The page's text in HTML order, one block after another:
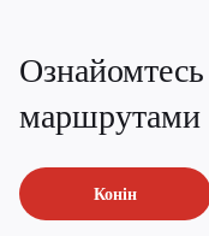
маршрутами
Конін